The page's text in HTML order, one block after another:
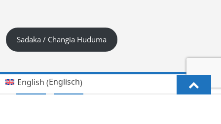
Sadaka / Changia Huduma
English (Englisch)
Kiswahili (Tanzania)